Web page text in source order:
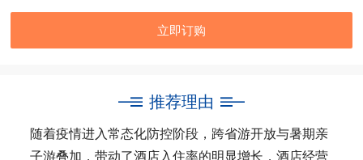
立即订购
推荐理由
随着疫情进入常态化防控阶段，跨省游开放与暑期亲
子游叠加，带动了酒店入住率的明显增长，酒店经营